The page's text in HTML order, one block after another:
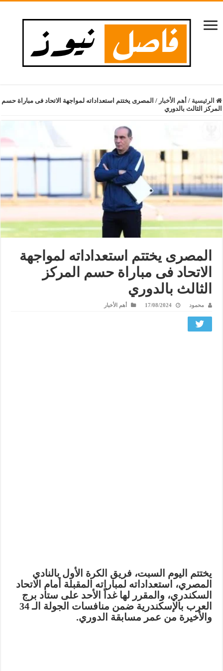
الرئيسية / أهم الأخبار / المصرى يختتم استعداداته لمواجهة الاتحاد فى مباراة حسم
المركز الثالث بالدوري
المصرى يختتم استعداداته لمواجهة
الاتحاد فى مباراة حسم المركز
الثالث بالدوري
محمود 17/08/2024 أهم الأخبار
يختتم اليوم السبت، فريق الكرة الأول بالنادي
المصري، استعداداته لمباراته المقبلة أمام الاتحاد
السكندري، والمقرر لها غداً الأحد على ستاد برج
العرب بالإسكندرية ضمن منافسات الجولة الـ 34
والأخيرة من عمر مسابقة الدوري.